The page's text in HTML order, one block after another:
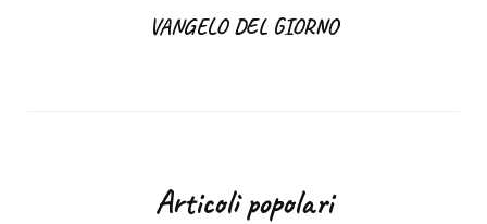
VANGELO DEL GIORNO
Articoli popolari